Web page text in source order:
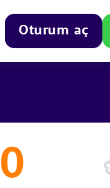
Oturum aç
0